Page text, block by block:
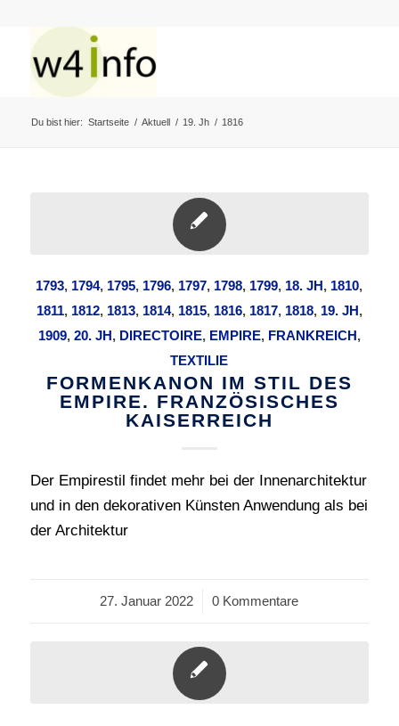
Du bist hier: Startseite / Aktuell / 19. Jh / 1816
1793, 1794, 1795, 1796, 1797, 1798, 1799, 18. JH, 1810,
1811, 1812, 1813, 1814, 1815, 1816, 1817, 1818, 19. JH,
1909, 20. JH, DIRECTOIRE, EMPIRE, FRANKREICH,
TEXTILIE
FORMENKANON IM STIL DES
EMPIRE. FRANZÖSISCHES
KAISERREICH
Der Empirestil findet mehr bei der Innenarchitektur
und in den dekorativen Künsten Anwendung als bei
der Architektur
27. Januar 2022
/ 0 Kommentare